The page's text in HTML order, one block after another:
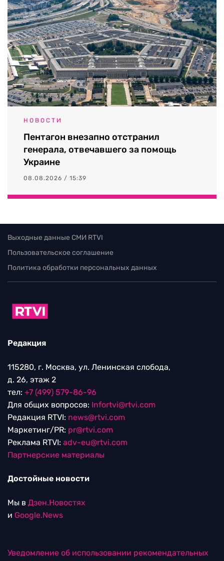
НОВОСТИ
Пентагон внезапно отстранил
генерала, отвечавшего за помощь
Украине
08.08.2026 / 15:39
Выходные данные СМИ RTVI
Пользовательское соглашение
Политика обработки персональных данных
Редакция
115280, г. Москва, ул. Ленинская слобода,
д. 26, этаж 2
тел: +7 (499) 579-86-96
Для общих вопросов: Infortvi@rtvi.com
Редакция RTVI: news@rtvi.com
Маркетинг/PR: pr@rtvi.com
Реклама RTVI: adv-eu@rtvi.com
Партнерские материалы
Достойные новости
Мы в Дзен.Новостях
и Google.News
Уведомление об использовании рекомендательных